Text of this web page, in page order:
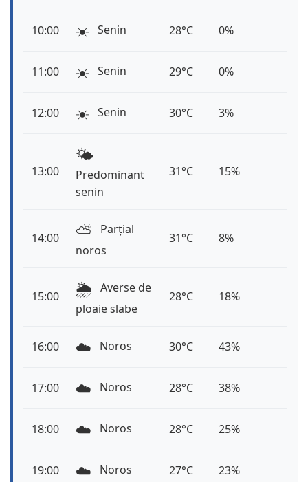
10:00 ☀️ Senin 28°C 0%
11:00 ☀️ Senin 29°C 0%
12:00 ☀️ Senin 30°C 3%
13:00
🌤️
Predominant
senin
31°C 15%
14:00 ⛅️
Parțial
noros
31°C 8%
15:00 🌦️ Averse de
ploaie slabe
28°C 18%
16:00 ☁️ Noros 30°C 43%
17:00 ☁️ Noros 28°C 38%
18:00 ☁️ Noros 28°C 25%
19:00 ☁️ Noros 27°C 23%